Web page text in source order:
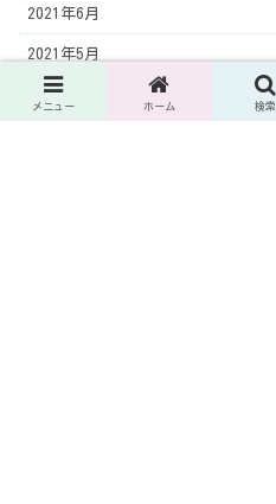
2021年6月
2021年5月
2021年4月
メニュー ホーム 検索